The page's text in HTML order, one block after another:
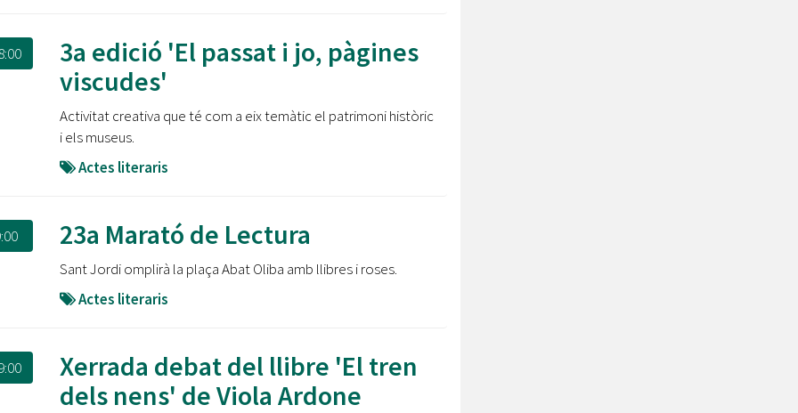
3a edició 'El passat i jo, pàgines
viscudes'
Activitat creativa que té com a eix temàtic el patrimoni històric
i els museus.
Actes literaris
23a Marató de Lectura
Sant Jordi omplirà la plaça Abat Oliba amb llibres i roses.
Actes literaris
Xerrada debat del llibre 'El tren
dels nens' de Viola Ardone